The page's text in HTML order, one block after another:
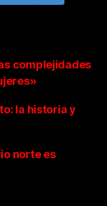
complejidades
la historia y
norte es